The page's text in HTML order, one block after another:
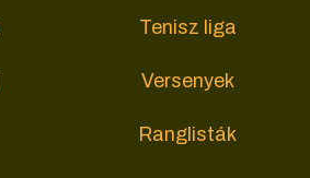
Tenisz liga
Versenyek
Ranglisták